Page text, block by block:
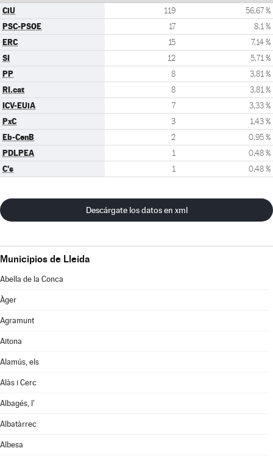
CiU 119 56,67 %
PSC-PSOE 17 8,1 %
ERC 15 7,14 %
SI 12 5,71 %
PP 8 3,81 %
RI.cat 8 3,81 %
ICV-EUiA 7 3,33 %
PxC 3 1,43 %
Eb-CenB 2 0,95 %
PDLPEA 1 0,48 %
C's 1 0,48 %
Descárgate los datos en xml
Municipios de Lleida
Abella de la Conca
Àger
Agramunt
Aitona
Alamús, els
Alàs i Cerc
Albagés, l'
Albatàrrec
Albesa